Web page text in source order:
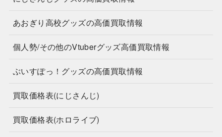
あおぎり高校グッズの高価買取情報
個人勢/その他のVtuberグッズ高価買取情報
ぶいすぽっ！グッズの高価買取情報
買取価格表(にじさんじ)
買取価格表(ホロライブ)